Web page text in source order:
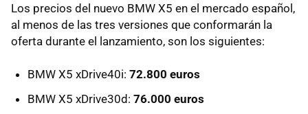
Los precios del nuevo BMW X5 en el mercado español,
al menos de las tres versiones que conformarán la
oferta durante el lanzamiento, son los siguientes:
BMW X5 xDrive40i: 72.800 euros
BMW X5 xDrive30d: 76.000 euros